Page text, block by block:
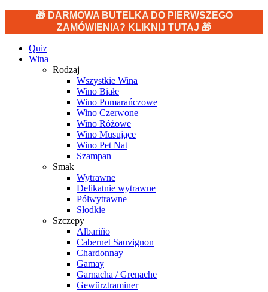
🎁 DARMOWA BUTELKA DO PIERWSZEGO
ZAMÓWIENIA? KLIKNIJ TUTAJ 🎁
Quiz
Wina
Rodzaj
Wszystkie Wina
Wino Białe
Wino Pomarańczowe
Wino Czerwone
Wino Różowe
Wino Musujące
Wino Pet Nat
Szampan
Smak
Wytrawne
Delikatnie wytrawne
Półwytrawne
Słodkie
Szczepy
Albariño
Cabernet Sauvignon
Chardonnay
Gamay
Garnacha / Grenache
Gewürztraminer